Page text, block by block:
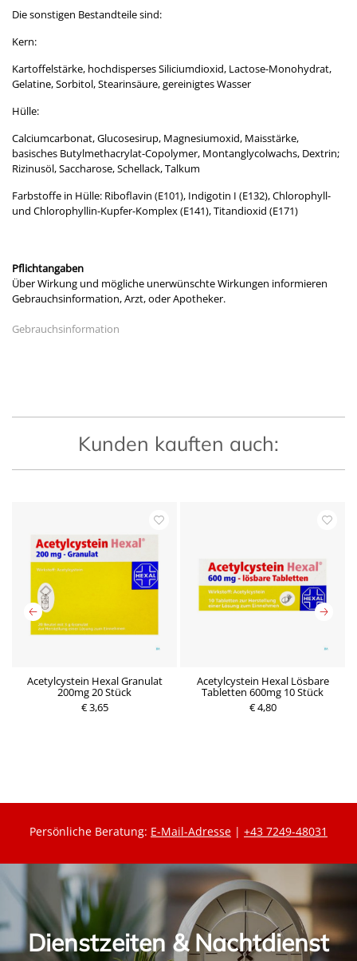
Die sonstigen Bestandteile sind:
Kern:
Kartoffelstärke, hochdisperses Siliciumdioxid, Lactose-Monohydrat,
Gelatine, Sorbitol, Stearinsäure, gereinigtes Wasser
Hülle:
Calciumcarbonat, Glucosesirup, Magnesiumoxid, Maisstärke,
basisches Butylmethacrylat-Copolymer, Montanglycolwachs, Dextrin;
Rizinusöl, Saccharose, Schellack, Talkum
Farbstoffe in Hülle: Riboflavin (E101), Indigotin I (E132), Chlorophyll-
und Chlorophyllin-Kupfer-Komplex (E141), Titandioxid (E171)
Pflichtangaben
Über Wirkung und mögliche unerwünschte Wirkungen informieren
Gebrauchsinformation, Arzt, oder Apotheker.
Gebrauchsinformation
Kunden kauften auch:
Acetylcystein Hexal Granulat
200mg 20 Stück
€ 3,65
Acetylcystein Hexal Lösbare
Tabletten 600mg 10 Stück
€ 4,80
P
Persönliche Beratung: E-Mail-Adresse | +43 7249-48031
Dienstzeiten & Nachtdienst